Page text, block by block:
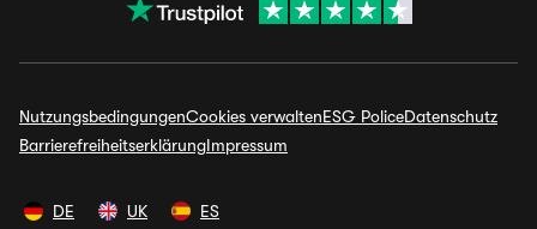
NutzungsbedingungenCookies verwaltenESG PoliceDatenschutz
BarrierefreiheitserklärungImpressum
DE UK ES